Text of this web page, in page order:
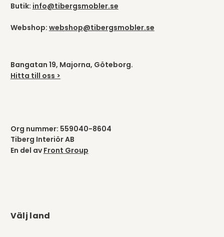
Butik: info@tibergsmobler.se
Webshop: webshop@tibergsmobler.se
Bangatan 19, Majorna, Göteborg.
Hitta till oss >
Org nummer: 559040-8604
Tiberg Interiör AB
En del av Front Group
Välj land